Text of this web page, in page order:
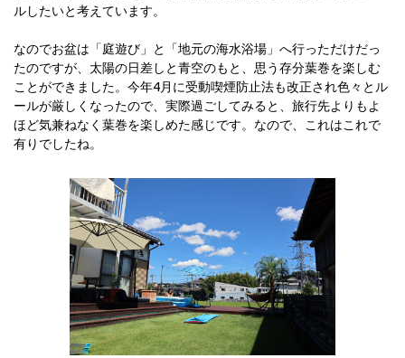
ルしたいと考えています。
なのでお盆は「庭遊び」と「地元の海水浴場」へ行っただけだっ
たのですが、太陽の日差しと青空のもと、思う存分葉巻を楽しむ
ことができました。今年4月に受動喫煙防止法も改正され色々とル
ールが厳しくなったので、実際過ごしてみると、旅行先よりもよ
ほど気兼ねなく葉巻を楽しめた感じです。なので、これはこれで
有りでしたね。